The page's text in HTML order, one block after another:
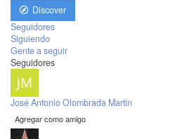
Discover
Seguidores
Siguiendo
Gente a seguir
Seguidores
José Antonio Olombrada Martin
Agregar como amigo